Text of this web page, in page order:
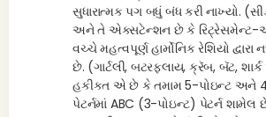
સુધારાત્મક પગ બધું બંધ કરી નાખ્યો.
અને તે એક્સટેન્શન છે કે રિટ્રેસમેન્ટ-
વચ્ચે મહત્વપૂર્ણ હાર્મોનિક રેશિયો દ્વારા
છે. (ગાર્ટલી, બટરફ્લાય, ક્રૅબ, બૅટ,
હકીકત એ છે કે તમામ 5-પોઇન્ટ અને 4-
પેટર્નમાં ABC (3-પોઇન્ટ) પેટર્ન શામેલ